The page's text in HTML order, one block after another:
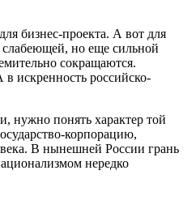
бизнес-проекта. А вот для
слабеющей, но еще сильной
сокращаются.
искренность российско-
нужно понять характер той
корпорацию,
В нынешней России грань
нередко